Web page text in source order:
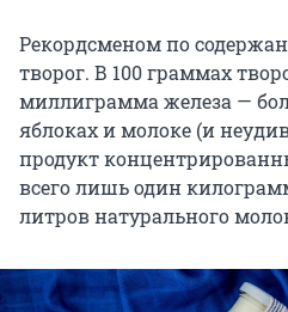
Рекордсменом по
творог. В 100 граммах
миллиграмма железа —
яблоках и молоке (и
продукт
всего лишь один
литров натурального